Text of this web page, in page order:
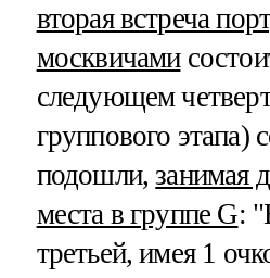
вторая встреча
москвичами
следующем
группового этапа)
подошли,занимая
места в группе G:
третьей, имея 1